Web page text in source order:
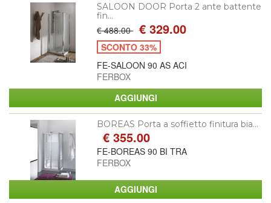
SALOON DOOR Porta 2 ante battente
fin...
€ 488.00 € 329.00
SCONTO 33%
FE-SALOON 90 AS ACI
FERBOX
BOREAS Porta a soffietto finitura bia...
€ 355.00
FE-BOREAS 90 BI TRA
FERBOX